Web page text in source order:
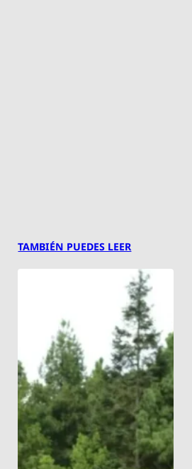
TAMBIÉN PUEDES LEER